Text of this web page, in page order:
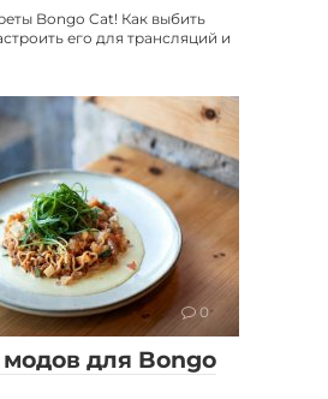
Bongo Cat! Как выбить
его для трансляций и
0
для Bongo